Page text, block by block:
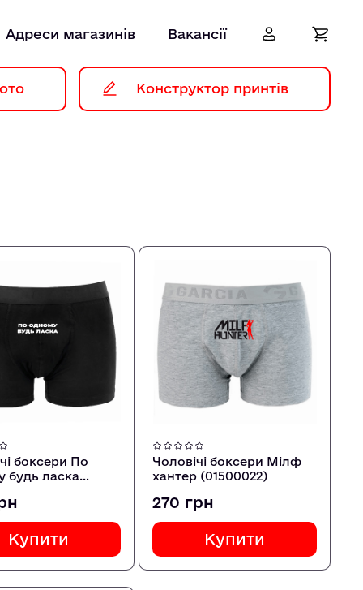
Адреси магазинів Вакансії
Конструктор принтів
боксери По
будь ласка
Купити
Чоловічі боксери Мілф
хантер (01500022)
270 грн
Купити